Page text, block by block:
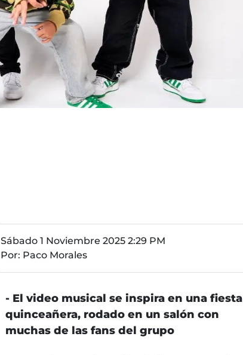
Sábado 1 Noviembre 2025 2:29 PM
Por: Paco Morales
- El video musical se inspira en una fiesta
quinceañera, rodado en un salón con
muchas de las fans del grupo